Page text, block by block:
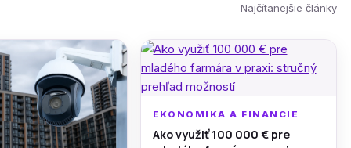
Najčítanejšie články
EKONOMIKA A FINANCIE
Ako využiť 100 000 € pre